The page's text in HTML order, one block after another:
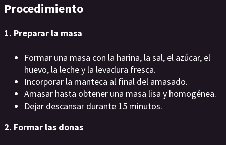
Procedimiento
1. Preparar la masa
Formar una masa con la harina, la sal, el azúcar, el
huevo, la leche y la levadura fresca.
Incorporar la manteca al final del amasado.
Amasar hasta obtener una masa lisa y homogénea.
Dejar descansar durante 15 minutos.
2. Formar las donas